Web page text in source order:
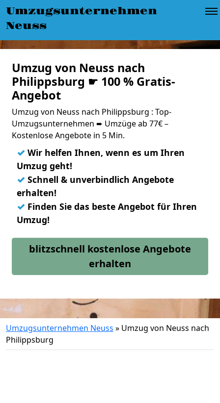
Umzugsunternehmen
Neuss
Umzug von Neuss nach
Philippsburg ☛ 100 % Gratis-
Angebot
Umzug von Neuss nach Philippsburg : Top-
Umzugsunternehmen ➨ Umzüge ab 77€ –
Kostenlose Angebote in 5 Min.
✓ Wir helfen Ihnen, wenn es um Ihren
Umzug geht!
✓ Schnell & unverbindlich Angebote
erhalten!
✓ Finden Sie das beste Angebot für Ihren
Umzug!
blitzschnell kostenlose Angebote
erhalten
Umzugsunternehmen Neuss » Umzug von Neuss nach
Philippsburg